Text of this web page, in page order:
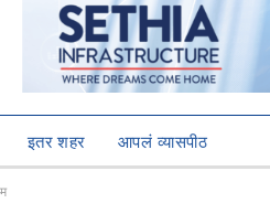
इतर शहर आपलं व्यासपीठ